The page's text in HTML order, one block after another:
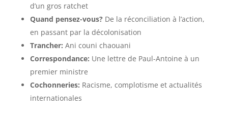
d’un gros ratchet
Quand pensez-vous?De la réconciliation à l’action,
en passant par la décolonisation
Trancher: Ani couni chaouani
Correspondance: Une lettre de Paul-Antoine à un
premier ministre
Cochonneries: Racisme, complotisme et actualités
internationales